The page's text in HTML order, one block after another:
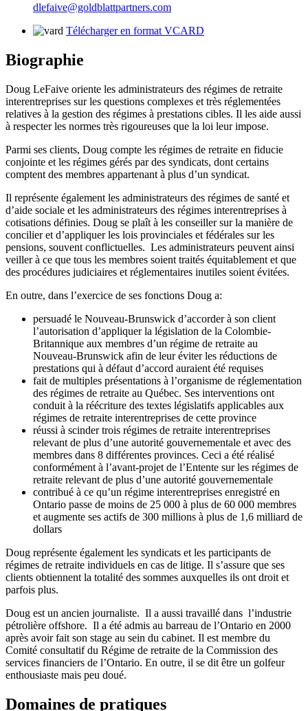
dlefaive@goldblattpartners.com
Télécharger en format VCARD
Biographie
Doug LeFaive oriente les administrateurs des régimes de retraite
interentreprises sur les questions complexes et très réglementées
relatives à la gestion des régimes à prestations cibles. Il les aide aussi
à respecter les normes très rigoureuses que la loi leur impose.
Parmi ses clients, Doug compte les régimes de retraite en fiducie
conjointe et les régimes gérés par des syndicats, dont certains
comptent des membres appartenant à plus d’un syndicat.
Il représente également les administrateurs des régimes de santé et
d’aide sociale et les administrateurs des régimes interentreprises à
cotisations définies. Doug se plaît à les conseiller sur la manière de
concilier et d’appliquer les lois provinciales et fédérales sur les
pensions, souvent conflictuelles. Les administrateurs peuvent ainsi
veiller à ce que tous les membres soient traités équitablement et que
des procédures judiciaires et réglementaires inutiles soient évitées.
En outre, dans l’exercice de ses fonctions Doug a:
persuadé le Nouveau-Brunswick d’accorder à son client
l’autorisation d’appliquer la législation de la Colombie-
Britannique aux membres d’un régime de retraite au
Nouveau-Brunswick afin de leur éviter les réductions de
prestations qui à défaut d’accord auraient été requises
fait de multiples présentations à l’organisme de réglementation
des régimes de retraite au Québec. Ses interventions ont
conduit à la réécriture des textes législatifs applicables aux
régimes de retraite interentreprises de cette province
réussi à scinder trois régimes de retraite interentreprises
relevant de plus d’une autorité gouvernementale et avec des
membres dans 8 différentes provinces. Ceci a été réalisé
conformément à l’avant-projet de l’Entente sur les régimes de
retraite relevant de plus d’une autorité gouvernementale
contribué à ce qu’un régime interentreprises enregistré en
Ontario passe de moins de 25 000 à plus de 60 000 membres
et augmente ses actifs de 300 millions à plus de 1,6 milliard de
dollars
Doug représente également les syndicats et les participants de
régimes de retraite individuels en cas de litige. Il s’assure que ses
clients obtiennent la totalité des sommes auxquelles ils ont droit et
parfois plus.
Doug est un ancien journaliste. Il a aussi travaillé dans l’industrie
pétrolière offshore. Il a été admis au barreau de l’Ontario en 2000
après avoir fait son stage au sein du cabinet. Il est membre du
Comité consultatif du Régime de retraite de la Commission des
services financiers de l’Ontario. En outre, il se dit être un golfeur
enthousiaste mais peu doué.
Domaines de pratiques